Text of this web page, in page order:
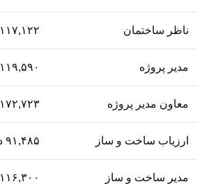
ناظر ساختمان ۱۱۷,۱۲۲ دلار
مدیر پروژه ۱۱۹,۵۹۰ دلار
معاون مدیر پروژه ۱۷۲,۷۲۳ دلار
ارزیاب ساخت و ساز ۹۱,۴۸۵ دلار
مدیر ساخت و ساز ۱۱۶,۳۰۰ دلار